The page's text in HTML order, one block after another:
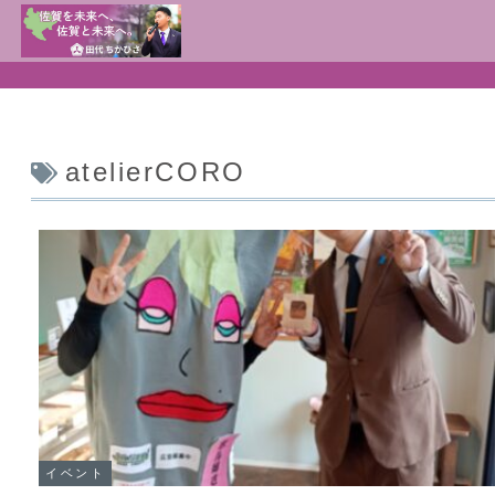
atelierCORO
イベント